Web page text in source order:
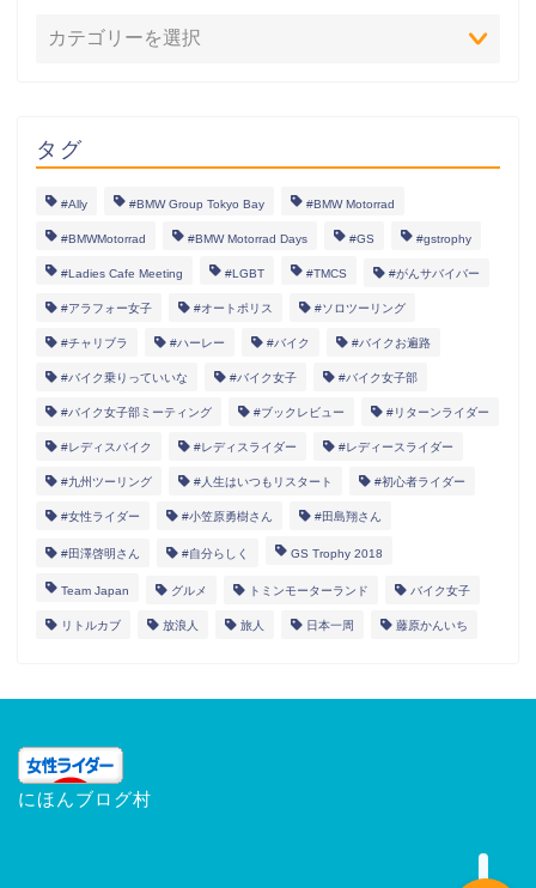
タグ
#Ally #BMW Group Tokyo Bay #BMW Motorrad
#BMWMotorrad #BMW Motorrad Days #GS #gstrophy
#Ladies Cafe Meeting #LGBT #TMCS #がんサバイバー
#アラフォー女子 #オートポリス #ソロツーリング
#チャリブラ #ハーレー #バイク #バイクお遍路
#バイク乗りっていいな #バイク女子 #バイク女子部
#バイク女子部ミーティング #ブックレビュー #リターンライダー
#レディスバイク #レディスライダー #レディースライダー
#九州ツーリング #人生はいつもリスタート #初心者ライダー
#女性ライダー #小笠原勇樹さん #田島翔さん
#田澤啓明さん #自分らしく GS Trophy 2018
Team Japan グルメ トミンモーターランド バイク女子
リトルカブ 放浪人 旅人 日本一周 藤原かんいち
にほんブログ村
女性ライダー